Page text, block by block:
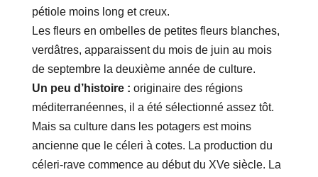
pétiole moins long et creux.
Les fleurs en ombelles de petites fleurs blanches,
verdâtres, apparaissent du mois de juin au mois
de septembre la deuxième année de culture.
Un peu d’histoire : originaire des régions
méditerranéennes, il a été sélectionné assez tôt.
Mais sa culture dans les potagers est moins
ancienne que le céleri à cotes. La production du
céleri-rave commence au début du XVe siècle. La